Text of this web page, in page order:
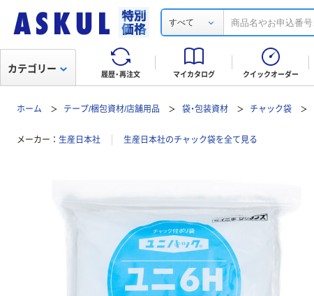
すべて
履歴・再注文 マイカタログ クイックオーダー
カテゴリー
ホーム テープ/梱包資材/店舗用品 袋・包装資材 チャック袋
メーカー 生産日本社 生産日本社のチャック袋を全て見る